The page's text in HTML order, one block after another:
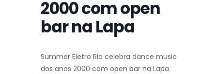
2000 com open
bar na Lapa
Summer Eletro Rio celebra dance music
dos anos 2000 com open bar na Lapa